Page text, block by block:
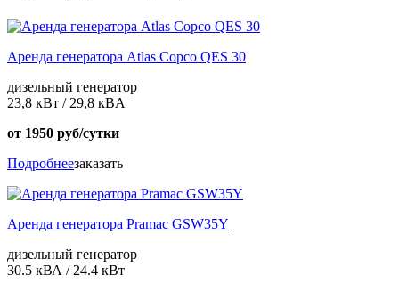
Аренда генератора Atlas Copco QES 30
дизельный генератор
23,8 кВт / 29,8 кBА
от 1950 руб/сутки
Подробнеезаказать
Аренда генератора Pramac GSW35Y
дизельный генератор
30.5 кВА / 24.4 кВт